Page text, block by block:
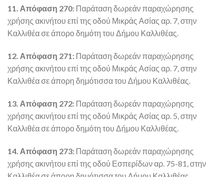
11. Απόφαση 270: Παράταση δωρεάν παραχώρησης
χρήσης ακινήτου επί της οδού Μικράς Ασίας αρ. 7, στην
Καλλιθέα σε άπορο δημότη του Δήμου Καλλιθέας.
12. Απόφαση 271: Παράταση δωρεάν παραχώρησης
χρήσης ακινήτου επί της οδού Μικράς Ασίας αρ. 7, στην
Καλλιθέα σε άπορη δημότισσα του Δήμου Καλλιθέας.
13. Απόφαση 272: Παράταση δωρεάν παραχώρησης
χρήσης ακινήτου επί της οδού Μικράς Ασίας αρ. 5, στην
Καλλιθέα σε άπορο δημότη του Δήμου Καλλιθέας.
14. Απόφαση 273: Παράταση δωρεάν παραχώρησης
χρήσης ακινήτου επί της οδού Εσπερίδων αρ. 75-81, στην